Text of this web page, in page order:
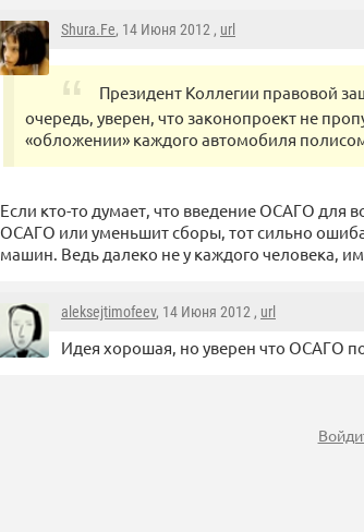
Shura.Fe, 14 Июня 2012 , url
Президент Коллегии правовой
очередь, уверен, что законопроект не
«обложении» каждого автомобиля
Если кто-то думает, что введение ОСАГО
ОСАГО или уменьшит сборы, тот сильно
машин. Ведь далеко не у каждого человека,
aleksejtimofeev, 14 Июня 2012 , url
Идея хорошая, но уверен что ОСАГО